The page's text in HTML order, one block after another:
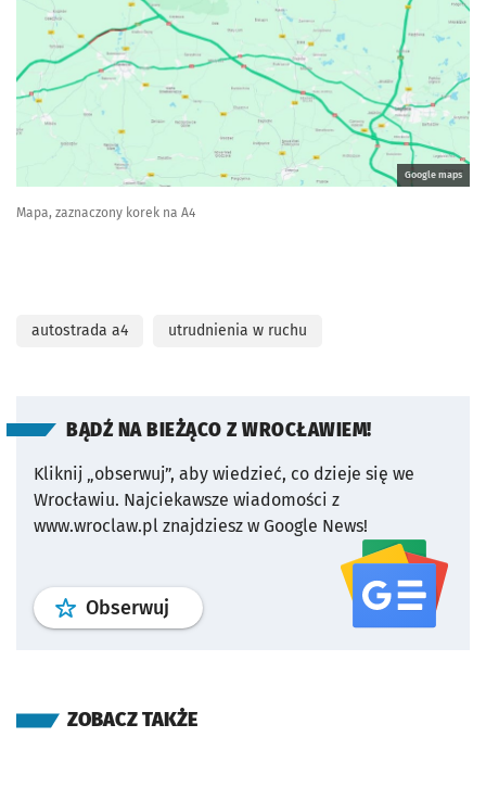
Google maps
Mapa, zaznaczony korek na A4
autostrada a4 utrudnienia w ruchu
BĄDŹ NA BIEŻĄCO Z WROCŁAWIEM!
Kliknij „obserwuj”, aby wiedzieć, co dzieje się we
Wrocławiu. Najciekawsze wiadomości z
www.wroclaw.pl znajdziesz w Google News!
Obserwuj profil serwisu
ZOBACZ TAKŻE